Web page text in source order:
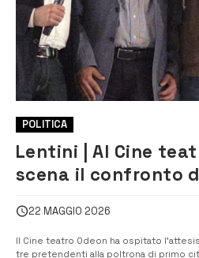
POLITICA
Lentini | Al Cine
scena il confronto
sindaco
22 MAGGIO 2026
Il Cine teatro Odeon ha ospitato
tre pretendenti alla poltrona di primo